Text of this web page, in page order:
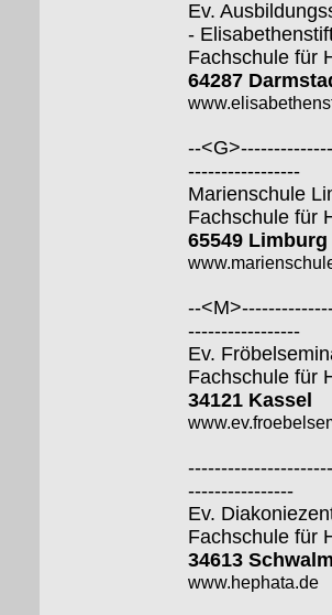
Ev.
-
Fachschule für
64287
--
-----------------
Marienschule
Fachschule für
65549
--
-----------------
Ev.
Fachschule für
34121 Kassel
----------------
Ev.
Fachschule für
34613
www.hephata.de